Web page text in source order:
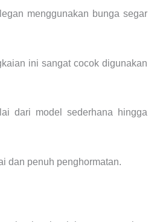
menggunakan bunga segar
ini sangat cocok digunakan
dari model sederhana hingga
dan penuh penghormatan.